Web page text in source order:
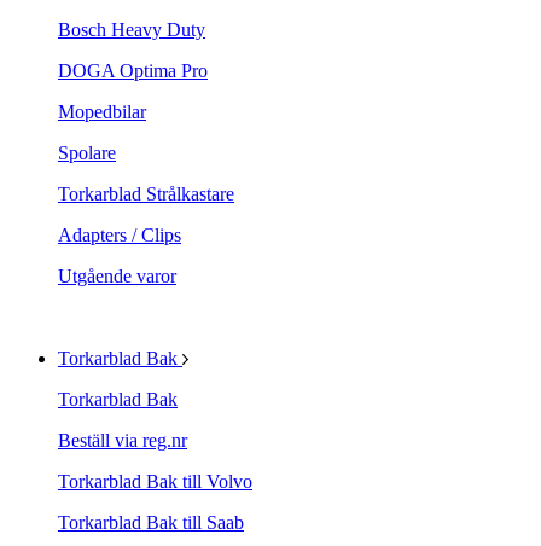
Bosch Heavy Duty
DOGA Optima Pro
Mopedbilar
Spolare
Torkarblad Strålkastare
Adapters / Clips
Utgående varor
Torkarblad Bak
Torkarblad Bak
Beställ via reg.nr
Torkarblad Bak till Volvo
Torkarblad Bak till Saab